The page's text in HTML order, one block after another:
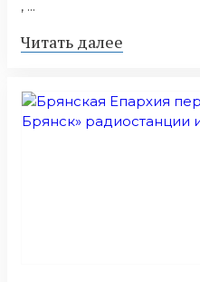
, ...
Читать далее